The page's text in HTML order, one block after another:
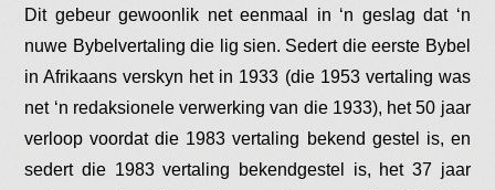
Dit gebeur gewoonlik net eenmaal in ‘n geslag dat ‘n
nuwe Bybelvertaling die lig sien. Sedert die eerste Bybel
in Afrikaans verskyn het in 1933 (die 1953 vertaling was
net ‘n redaksionele verwerking van die 1933), het 50 jaar
verloop voordat die 1983 vertaling bekend gestel is, en
sedert die 1983 vertaling bekendgestel is, het 37 jaar